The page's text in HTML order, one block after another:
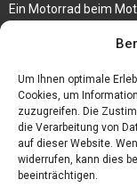
Um Ihnen optimale
Cookies, um
zuzugreifen. Die
die Verarbeitung von
auf dieser Website.
widerrufen, kann dies
beeinträchtigen.
Ein Motorrad beim
Vegane Mode. Wie